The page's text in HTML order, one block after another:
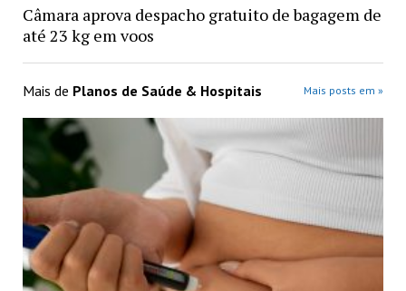
Câmara aprova despacho gratuito de bagagem de
até 23 kg em voos
Mais de Planos de Saúde & Hospitais Mais posts em »